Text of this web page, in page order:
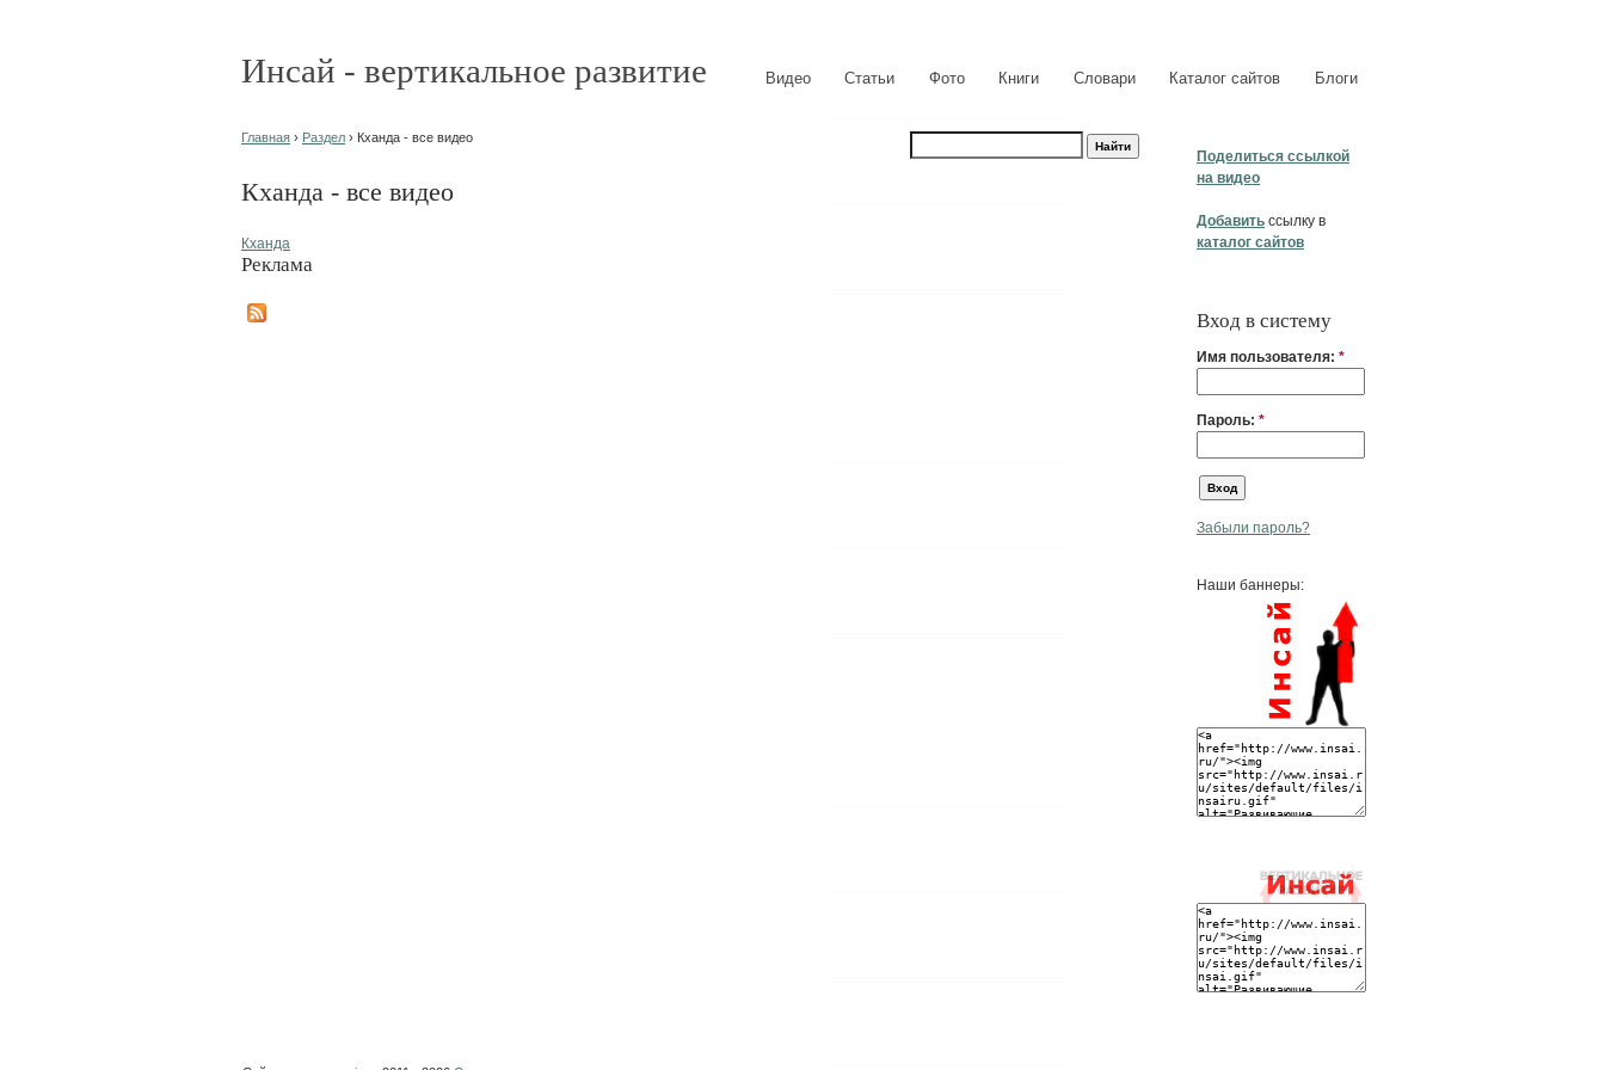
Инсай - вертикальное развитие Видео Статьи Фото Книги Словари Каталог сайтов Блоги
Поделиться ссылкой
на видео
Добавить ссылку в
каталог сайтов
Вход в систему
Имя пользователя: *
Пароль: *
Забыли пароль?
Наши баннеры:
Главная › Раздел › Кханда - все видео
Кханда - все видео
Кханда
Реклама